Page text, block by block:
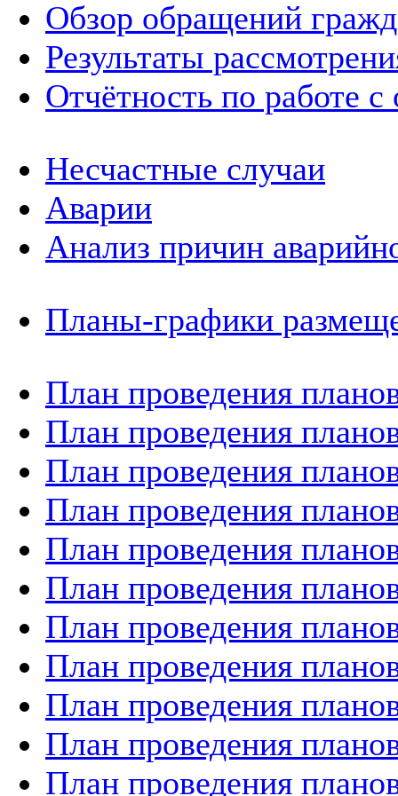
Обзор обращений
Результаты
Отчётность по работе
Несчастные случаи
Аварии
Анализ причин
Планы-графики
План проведения
План проведения
План проведения
План проведения
План проведения
План проведения
План проведения
План проведения
План проведения
План проведения
План проведения